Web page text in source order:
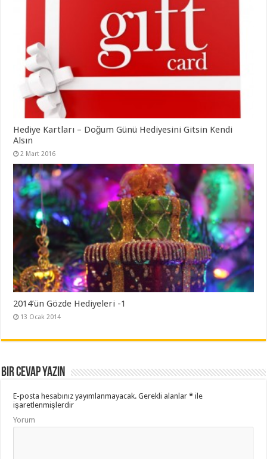
Hediye Kartları – Doğum Günü Hediyesini Gitsin Kendi
Alsın
2 Mart 2016
2014’ün Gözde Hediyeleri -1
13 Ocak 2014
Bir cevap yazın
E-posta hesabınız yayımlanmayacak. Gerekli alanlar* ile
işaretlenmişlerdir
Yorum